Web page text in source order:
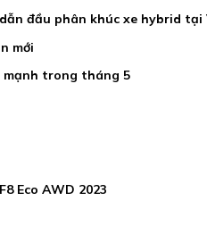
đầu phân khúc xe hybrid tại
mới
mạnh trong tháng 5
Eco AWD 2023